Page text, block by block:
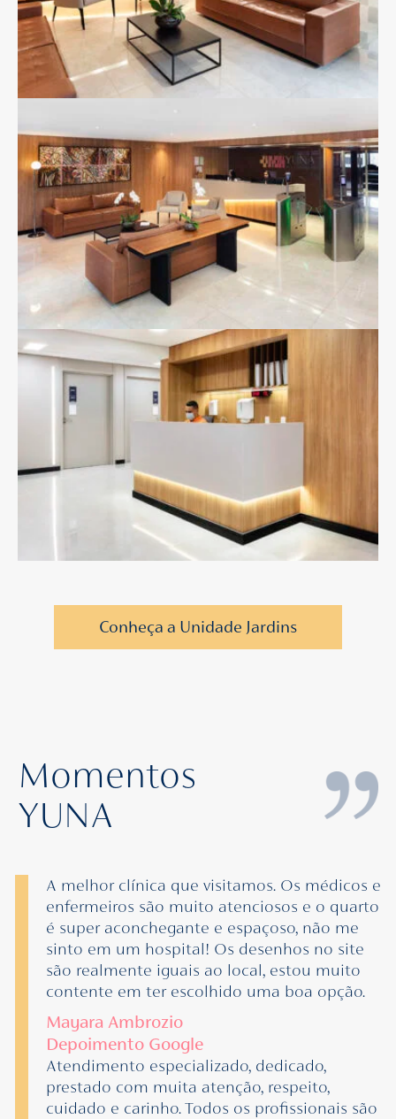
Conheça a Unidade Jardins
Momentos
YUNA
A melhor clínica que visitamos. Os médicos e
enfermeiros são muito atenciosos e o quarto
é super aconchegante e espaçoso, não me
sinto em um hospital! Os desenhos no site
são realmente iguais ao local, estou muito
contente em ter escolhido uma boa opção.
Mayara Ambrozio
Depoimento Google
Atendimento especializado, dedicado,
prestado com muita atenção, respeito,
cuidado e carinho. Todos os profissionais são